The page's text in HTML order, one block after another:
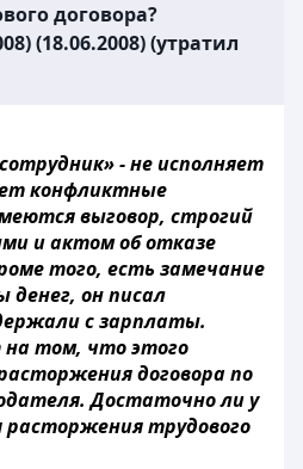
договора?
(18.06.2008) (утратил
- не исполняет
конфликтные
выговор, строгий
и актом об отказе
того, есть замечание
денег, он писал
с зарплаты.
том, что этого
договора по
Достаточно ли у
расторжения трудового